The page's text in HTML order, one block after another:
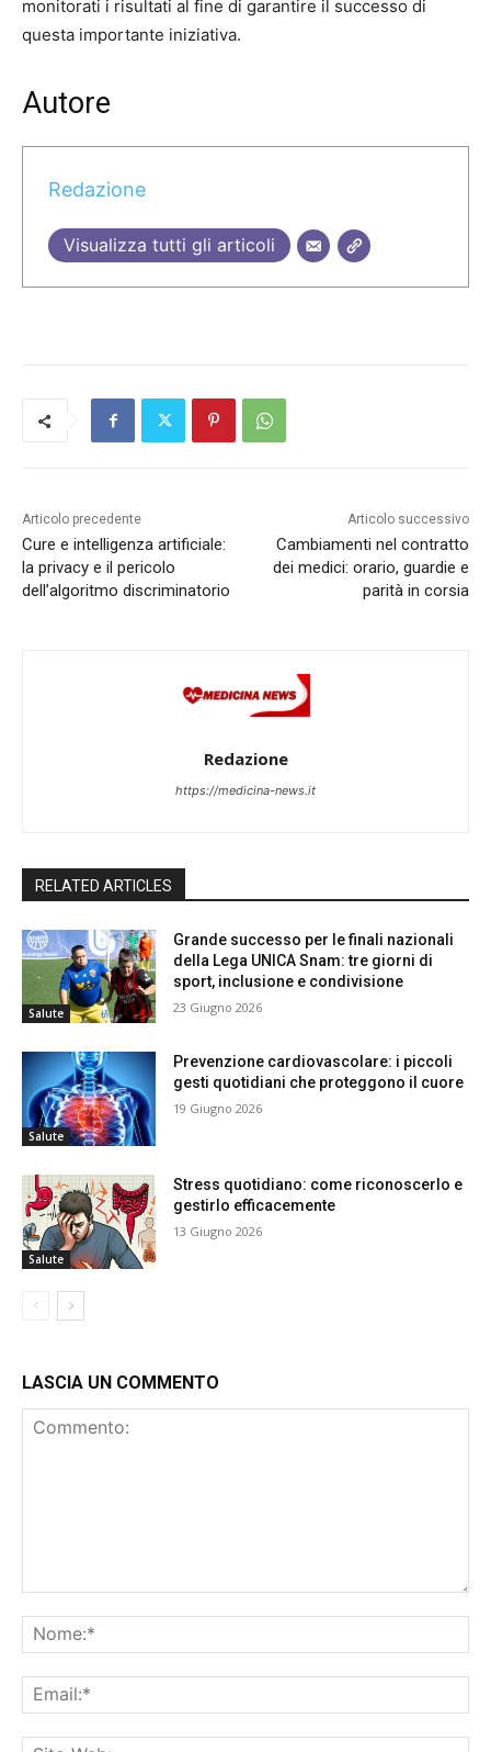
monitorati i risultati al fine di garantire il successo di
questa importante iniziativa.
Autore
Redazione
Visualizza tutti gli articoli
Articolo precedente
Cure e intelligenza artificiale:
la privacy e il pericolo
dell’algoritmo discriminatorio
Articolo successivo
Cambiamenti nel contratto
dei medici: orario, guardie e
parità in corsia
Redazione
https://medicina-news.it
RELATED ARTICLES
Salute
Grande successo per le finali nazionali
della Lega UNICA Snam: tre giorni di
sport, inclusione e condivisione
23 Giugno 2026
Salute
Prevenzione cardiovascolare: i piccoli
gesti quotidiani che proteggono il cuore
19 Giugno 2026
Salute
Stress quotidiano: come riconoscerlo e
gestirlo efficacemente
13 Giugno 2026
LASCIA UN COMMENTO